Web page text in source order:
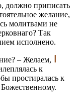
должно приписать
желание,
молитвами не
Так
исполнено.
– Желаем,
к
простиралась к